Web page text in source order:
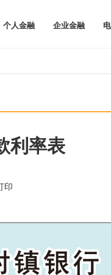
个人金融 企业金融
利率表
印